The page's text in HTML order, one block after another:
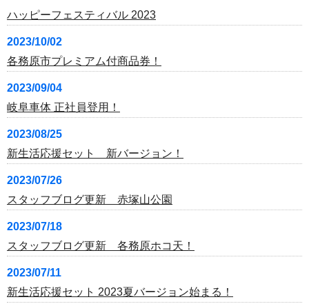
ハッピーフェスティバル 2023
2023/10/02
各務原市プレミアム付商品券！
2023/09/04
岐阜車体 正社員登用！
2023/08/25
新生活応援セット 新バージョン！
2023/07/26
スタッフブログ更新 赤塚山公園
2023/07/18
スタッフブログ更新 各務原ホコ天！
2023/07/11
新生活応援セット 2023夏バージョン始まる！